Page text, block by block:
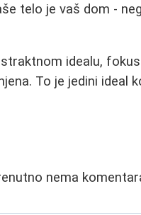
telo je vaš dom -
idealu,
To je jedini ideal
nema